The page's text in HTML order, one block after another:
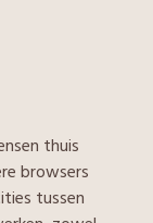
thuis
browsers
tussen